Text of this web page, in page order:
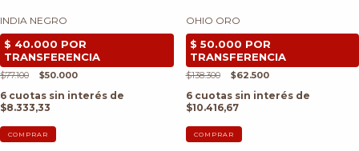
INDIA NEGRO
$77.100 $50.000
6 cuotas sin interés de
$8.333,33
COMPRAR
OHIO ORO
$138.300 $62.500
6 cuotas sin interés de
$10.416,67
COMPRAR